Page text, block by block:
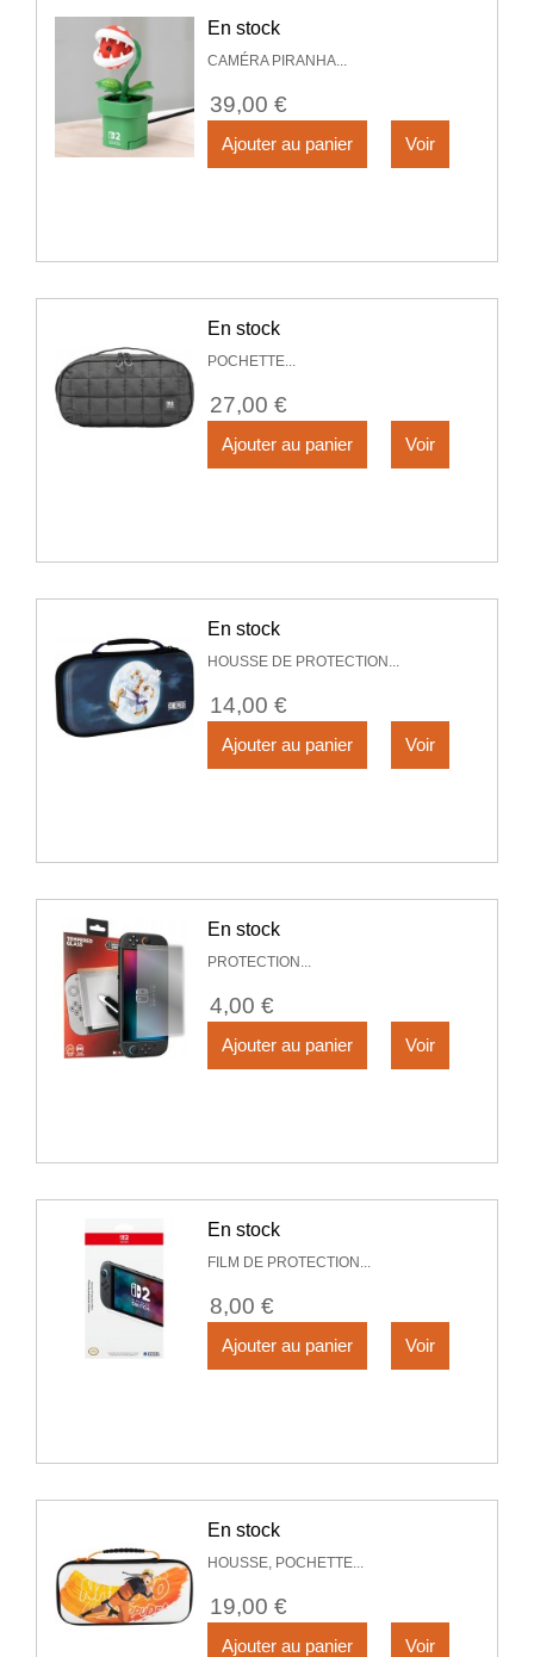
En stock
CAMÉRA PIRANHA...
39,00 €
Ajouter au panier Voir
En stock
POCHETTE...
27,00 €
Ajouter au panier Voir
En stock
HOUSSE DE PROTECTION...
14,00 €
Ajouter au panier Voir
En stock
PROTECTION...
4,00 €
Ajouter au panier Voir
En stock
FILM DE PROTECTION...
8,00 €
Ajouter au panier Voir
En stock
HOUSSE, POCHETTE...
19,00 €
Ajouter au panier Voir